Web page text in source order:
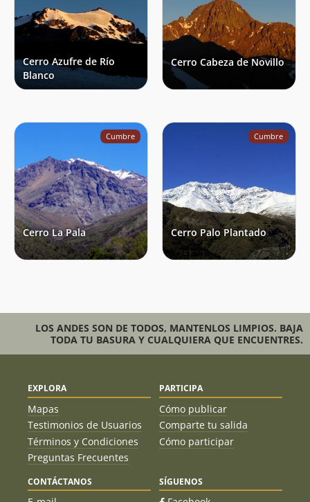
Cerro Azufre de Río
Blanco
Cerro Cabeza de Novillo
Cumbre
Cerro La Pala
Cumbre
Cerro Palo Plantado
LOS ANDES SON DE TODOS, MANTENLOS LIMPIOS. BAJA
TODA TU BASURA Y CUALQUIERA QUE ENCUENTRES.
EXPLORA
Mapas
Testimonios de Usuarios
Términos y Condiciones
Preguntas Frecuentes
PARTICIPA
Cómo publicar
Comparte tu salida
Cómo participar
CONTÁCTANOS SÍGUENOS